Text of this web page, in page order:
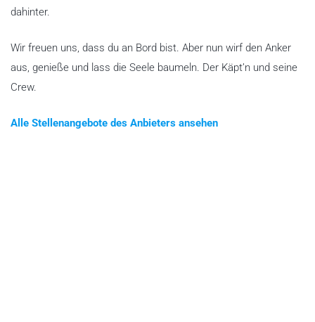
dahinter.
Wir freuen uns, dass du an Bord bist. Aber nun wirf den Anker
aus, genieße und lass die Seele baumeln. Der Käpt’n und seine
Crew.
Alle Stellenangebote des Anbieters ansehen